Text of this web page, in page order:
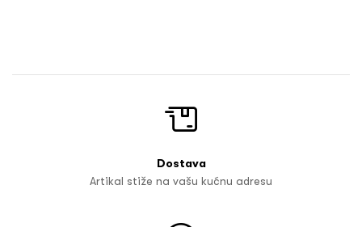
Dostava
Artikal stiže na vašu kućnu adresu